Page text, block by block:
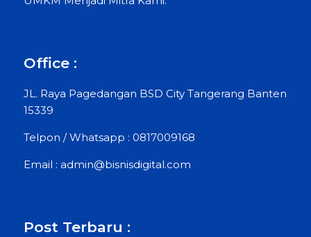
Office :
JL. Raya Pagedangan BSD City Tangerang Banten
15339
Telpon / Whatsapp : 0817009168
Email : admin@bisnisdigital.com
Post Terbaru :